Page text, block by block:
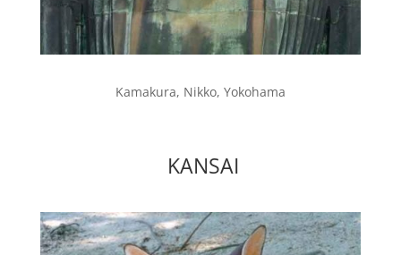
Kamakura, Nikko, Yokohama
KANSAI